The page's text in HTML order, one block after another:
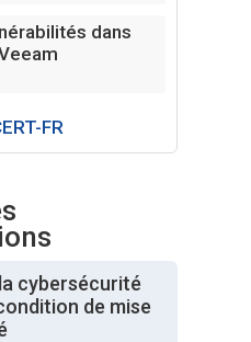
dans
FR
cybersécurité
de mise